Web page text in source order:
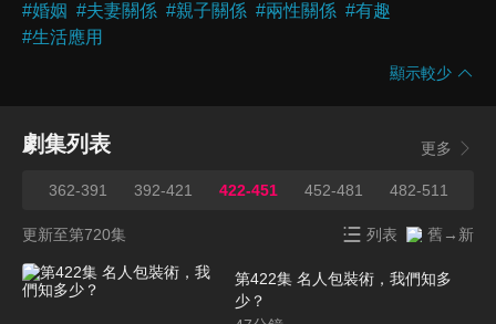
#婚姻 #夫妻關係 #親子關係 #兩性關係 #有趣
#生活應用
顯示較少
劇集列表 更多
362-391 392-421 422-451 452-481 482-511
更新至第720集 列表 舊→新
第422集 名人包裝術，我們知多
少？